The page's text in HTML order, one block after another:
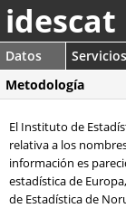
idescat
Datos Servicios
Metodología
El Instituto de
relativa a los
información es
estadística de
de Estadística de